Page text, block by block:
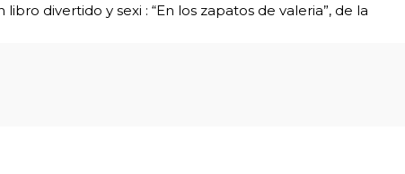
libro divertido y sexi : “En los zapatos de valeria”, de la